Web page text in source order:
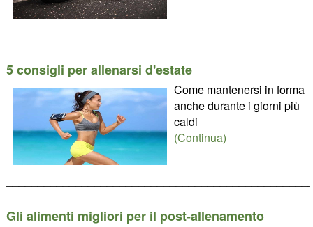
5 consigli per allenarsi d'estate
Come mantenersi in forma
anche durante i giorni più
caldi
(Continua)
Gli alimenti migliori per il post-allenamento